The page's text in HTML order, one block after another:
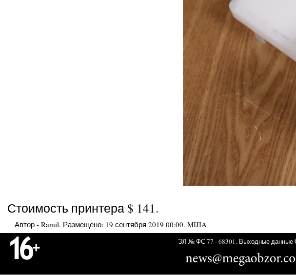
Стоимость принтера $ 141.
Автор - Ramil. Размещено: 19 сентября 2019 00:00. MIJIA
ЭЛ № ФС 77 - 68301. Выходные